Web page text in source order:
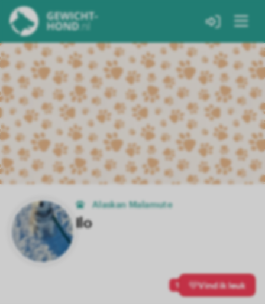
Alaskan Malamute
Ilo
1 Vind ik leuk